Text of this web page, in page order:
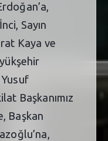
Sayın
Kaya ve
Yusuf
Başkanımız
Başkan